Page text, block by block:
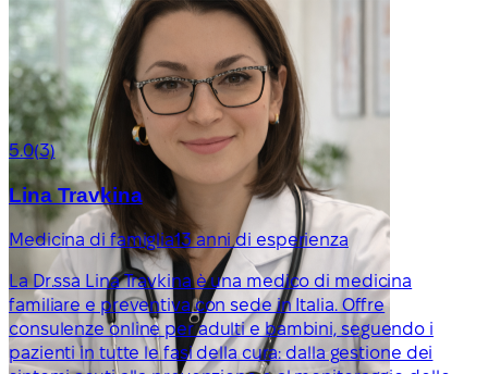
5.0(3)
Lina Travkina
Medicina di famiglia13 anni di esperienza
La Dr.ssa Lina Travkina è una medico di medicina
familiare e preventiva con sede in Italia. Offre
consulenze online per adulti e bambini, seguendo i
pazienti in tutte le fasi della cura: dalla gestione dei